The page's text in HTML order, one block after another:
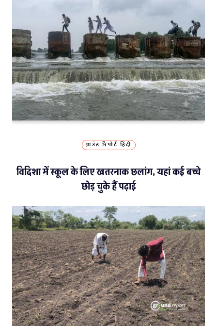
ग्राउंड रिपोर्ट हिंदी
विदिशा में स्कूल के लिए खतरनाक छलांग, यहां कई बच्चे
छोड़ चुके हैं पढ़ाई